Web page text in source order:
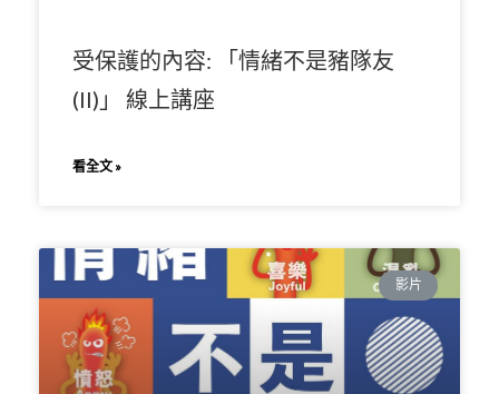
受保護的內容: 「情緒不是豬隊友
(II)」 線上講座
看全文 »
影片